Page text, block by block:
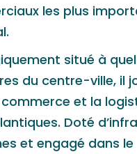
les plus
situé à
du centre-ville, il
et la
Doté
et engagé dans le